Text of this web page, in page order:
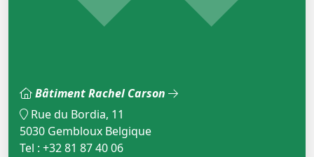
Bâtiment Rachel Carson
Rue du Bordia, 11
5030 Gembloux Belgique
Tel : +32 81 87 40 06